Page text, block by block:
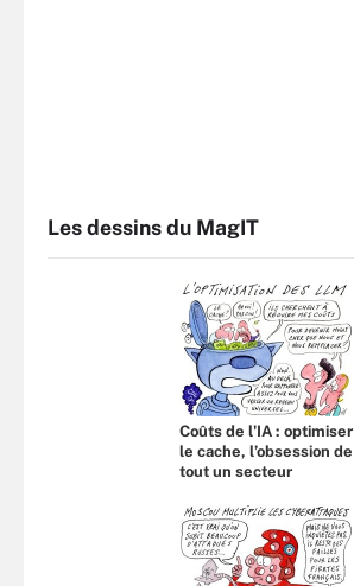
Les dessins du MagIT
Coûts de l'IA : optimiser
le cache, l’obsession de
tout un secteur